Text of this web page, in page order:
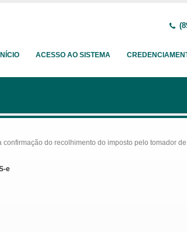
INÍCIO ACESSO AO SISTEMA
do recolhimento do imposto pelo tomador
e